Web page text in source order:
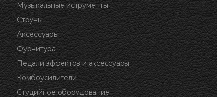
Музыкальные иструменты
Струны
Аксессуары
Фурнитура
Педали эффектов и аксессуары
Комбоусилители
Студийное оборудование